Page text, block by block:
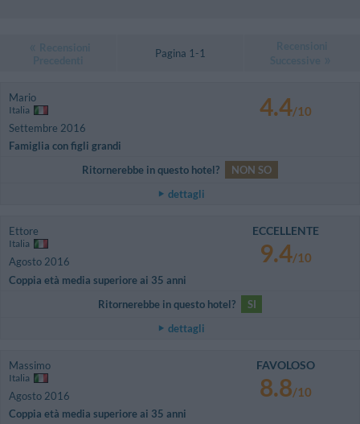
Pagina 1-1
Mario
Italia
Settembre 2016
Famiglia con figli grandi
4.4/10
Ritornerebbe in questo hotel?
NON SO
dettagli
Ettore
Italia
Agosto 2016
Coppia età media superiore ai 35 anni
ECCELLENTE
9.4/10
Ritornerebbe in questo hotel?
SI
dettagli
Massimo
Italia
Agosto 2016
Coppia età media superiore ai 35 anni
FAVOLOSO
8.8/10